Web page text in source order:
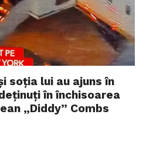
soția lui au ajuns în
în închisoarea
„Diddy” Combs